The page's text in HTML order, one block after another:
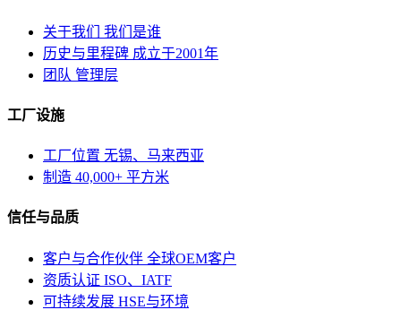
关于我们 我们是谁
历史与里程碑 成立于2001年
团队 管理层
工厂设施
工厂位置 无锡、马来西亚
制造 40,000+ 平方米
信任与品质
客户与合作伙伴 全球OEM客户
资质认证 ISO、IATF
可持续发展 HSE与环境